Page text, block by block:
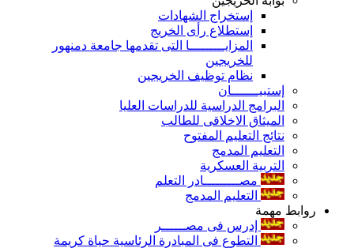
إستخراج الشهادات
إستطلاع رأى الخريج
المزايـــــــــا التى تقدمها جامعة دمنهور
للخريجين
نظام توظيف الخريجين
إستبيـــــــان
البرامج الدراسية للدراسات العليا
الميثاق الاخلاقى للطالب
نتائج التعليم المفتوح
التعليم المدمج
التربية العسكرية
مصـــــــــادر التعلم
التعليم المدمج
روابط مهمة
إدرس فى مصــــــر
التطوع فى المبادرة الرئاسية حياة كريمة